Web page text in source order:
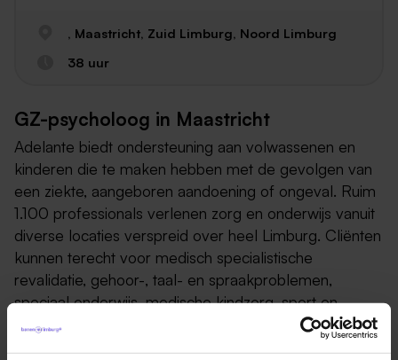
, Maastricht, Zuid Limburg, Noord Limburg
38 uur
GZ-psycholoog in Maastricht
Adelante biedt ondersteuning aan volwassenen en
kinderen die te maken hebben met de gevolgen van
een ziekte, aangeboren aandoening of ongeval. Ruim
1.100 professionals verlenen zorg en onderwijs vanuit
diverse locaties verspreid over heel Limburg. Cliënten
kunnen terecht voor medisch specialistische
revalidatie, gehoor-, taal- en spraakproblemen,
speciaal onderwijs, medische kindzorg, sport en
arbeidsrevalidatie. Adelante richt zich niet op de
beperking maar op de mogelijkheden om door te